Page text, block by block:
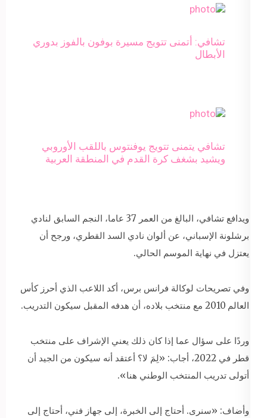
تشافي: أتمنى تتويج مسيرة بوفون بالفوز بدوري
الأبطال
تشافي يتمنى تتويج يوفنتوس باللقب الأوروبي
ويشيد بشغف كرة القدم في المنطقة العربية
ويدافع تشافي، البالغ من العمر 37 عاما، النجم السابق لنادي
برشلونة الإسباني، عن ألوان نادي السد القطري، ورجح أن
يعتزل في نهاية الموسم الحالي.
وفي تصريحات لوكالة فرانس برس، أكد اللاعب الذي أحرز كأس
العالم 2010 مع منتخب بلاده، أن هدفه المقبل سيكون التدريب.
وردًا على سؤال عما إذا كان ذلك يعني الإشراف على منتخب
قطر في 2022، أجاب: «لِمَ لا؟ أعتقد أنه سيكون من الجيد أن
أتولى تدريب المنتخب الوطني هنا».
وأضاف: «سنرى. أحتاج إلى الخبرة، إلى جهاز فني، أحتاج إلى